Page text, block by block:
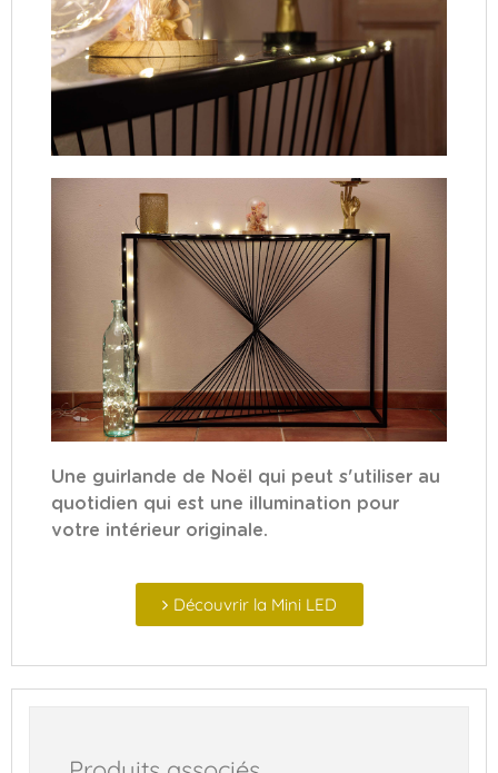
Une guirlande de Noël qui peut s'utiliser au
quotidien qui est une illumination pour
votre intérieur originale.
Découvrir la Mini LED